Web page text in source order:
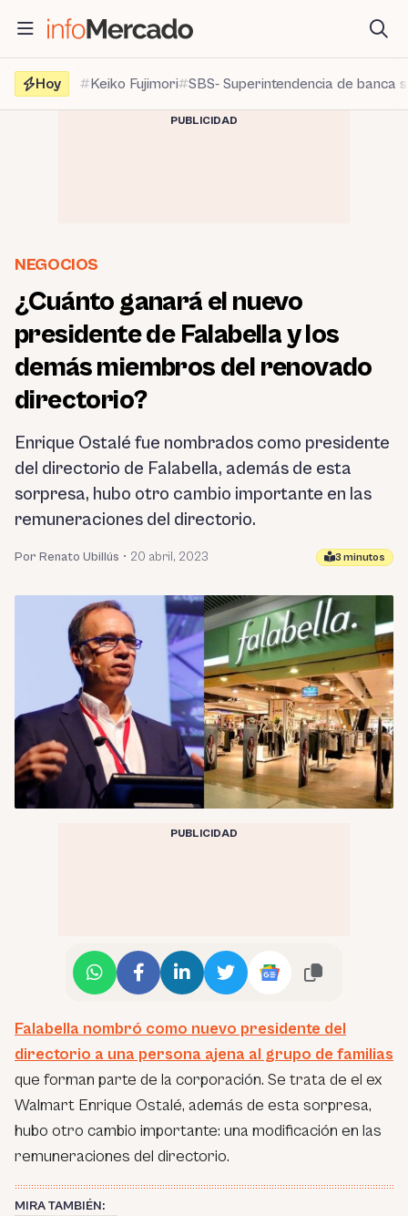
contenido
Hoy
Keiko Fujimori SBS- Superintendencia de banca
PUBLICIDAD
NEGOCIOS
¿Cuánto ganará el nuevo
presidente de Falabella y los
demás miembros del renovado
directorio?
Enrique Ostalé fue nombrados como presidente
del directorio de Falabella, además de esta
sorpresa, hubo otro cambio importante en las
remuneraciones del directorio.
Por Renato Ubillús • 20 abril, 2023 3 minutos
PUBLICIDAD
Falabella nombró como nuevo presidente del
directorio a una persona ajena al grupo de familias
que forman parte de la corporación. Se trata de el ex
Walmart Enrique Ostalé, además de esta sorpresa,
hubo otro cambio importante: una modificación en las
remuneraciones del directorio.
MIRA TAMBIÉN: